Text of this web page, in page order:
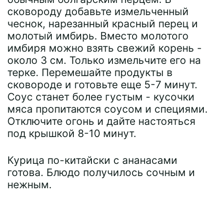
сковороду добавьте измельченный
чеснок, нарезанный красный перец и
молотый имбирь. Вместо молотого
имбиря можно взять свежий корень -
около 3 см. Только измельчите его на
терке. Перемешайте продукты в
сковороде и готовьте еще 5-7 минут.
Соус станет более густым - кусочки
мяса пропитаются соусом и специями.
Отключите огонь и дайте настояться
под крышкой 8-10 минут.
Курица по-китайски с ананасами
готова. Блюдо получилось сочным и
нежным.